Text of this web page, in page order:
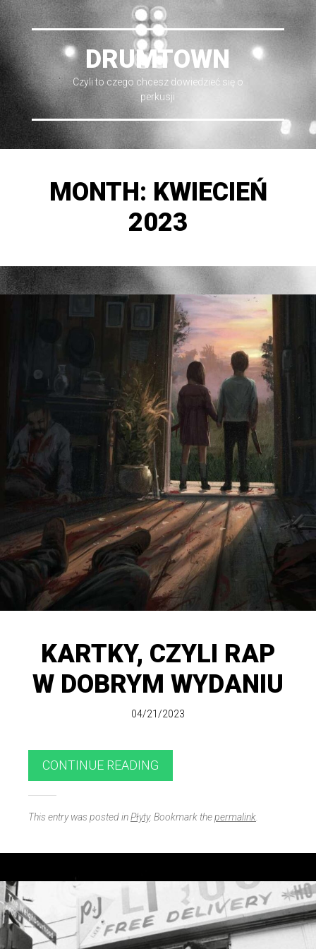
DRUMTOWN
Czyli to czego chcesz dowiedzieć się o
perkusji
MONTH: KWIECIEŃ
2023
KARTKY, CZYLI RAP
W DOBRYM WYDANIU
04/21/2023
CONTINUE READING
This entry was posted inPłyty. Bookmark thepermalink